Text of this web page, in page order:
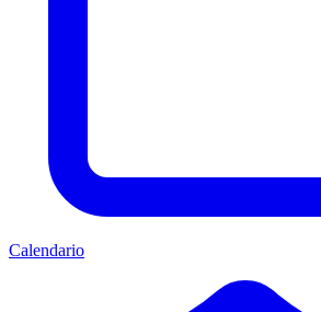
Calendario